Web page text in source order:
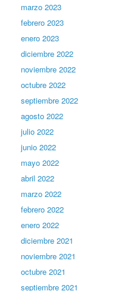
marzo 2023
febrero 2023
enero 2023
diciembre 2022
noviembre 2022
octubre 2022
septiembre 2022
agosto 2022
julio 2022
junio 2022
mayo 2022
abril 2022
marzo 2022
febrero 2022
enero 2022
diciembre 2021
noviembre 2021
octubre 2021
septiembre 2021